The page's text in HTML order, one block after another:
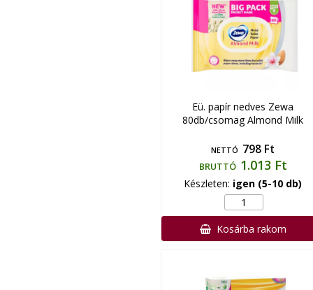
Eü. papír nedves Zewa
80db/csomag Almond Milk
NETTÓ 798 Ft
BRUTTÓ 1.013 Ft
Készleten: igen (5-10 db)
Kosárba rakom